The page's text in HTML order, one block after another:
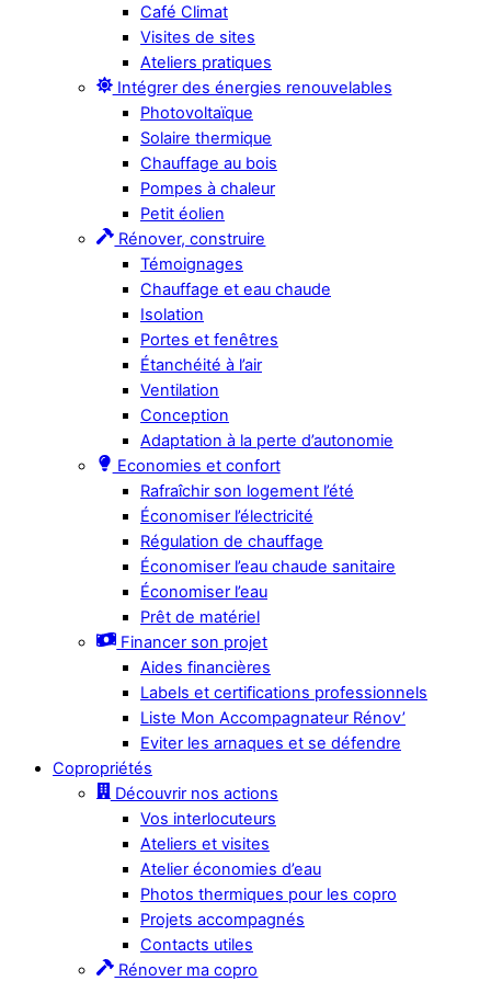
Café Climat
Visites de sites
Ateliers pratiques
Intégrer des énergies renouvelables
Photovoltaïque
Solaire thermique
Chauffage au bois
Pompes à chaleur
Petit éolien
Rénover, construire
Témoignages
Chauffage et eau chaude
Isolation
Portes et fenêtres
Étanchéité à l’air
Ventilation
Conception
Adaptation à la perte d’autonomie
Economies et confort
Rafraîchir son logement l’été
Économiser l’électricité
Régulation de chauffage
Économiser l’eau chaude sanitaire
Économiser l’eau
Prêt de matériel
Financer son projet
Aides financières
Labels et certifications professionnels
Liste Mon Accompagnateur Rénov’
Eviter les arnaques et se défendre
Copropriétés
Découvrir nos actions
Vos interlocuteurs
Ateliers et visites
Atelier économies d’eau
Photos thermiques pour les copro
Projets accompagnés
Contacts utiles
Rénover ma copro